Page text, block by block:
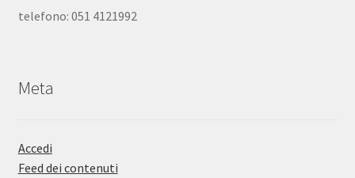
telefono: 051 4121992
Meta
Accedi
Feed dei contenuti